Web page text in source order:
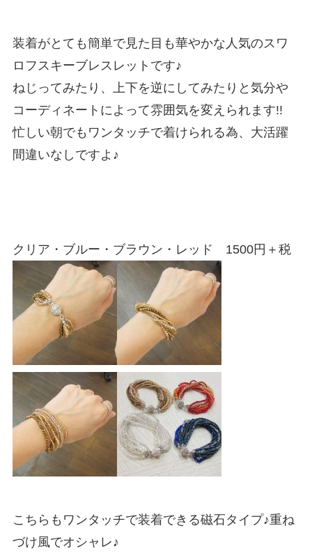
装着がとても簡単で見た目も華やかな人気のスワ
ロフスキーブレスレットです♪
ねじってみたり、上下を逆にしてみたりと気分や
コーディネートによって雰囲気を変えられます!!
忙しい朝でもワンタッチで着けられる為、大活躍
間違いなしですよ♪
クリア・ブルー・ブラウン・レッド 1500円＋税
こちらもワンタッチで装着できる磁石タイプ♪重ね
づけ風でオシャレ♪